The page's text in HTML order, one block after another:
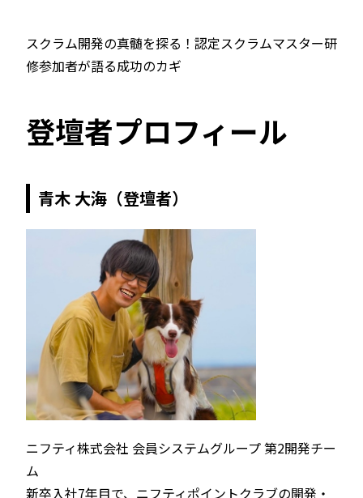
スクラム開発の真髄を探る！認定スクラムマスター研
修参加者が語る成功のカギ
登壇者プロフィール
青木 大海（登壇者）
ニフティ株式会社 会員システムグループ 第2開発チー
ム
新卒入社7年目で、ニフティポイントクラブの開発・